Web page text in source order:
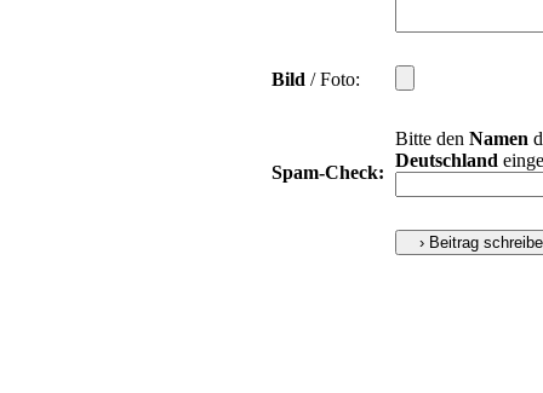
Bild / Foto:
Spam-Check:
Bitte den Namen
Deutschland